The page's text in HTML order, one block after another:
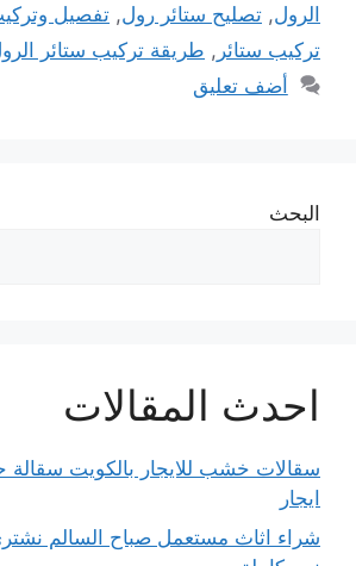
الرول, تصليح ستائر رول, تفصيل
تركيب ستائر , طريقة تركيب ستائر
أضف تعليق
البحث
احدث المقالات
سقالات خشب للايجار بالكويت
ايجار
شراء اثاث مستعمل صباح السالم